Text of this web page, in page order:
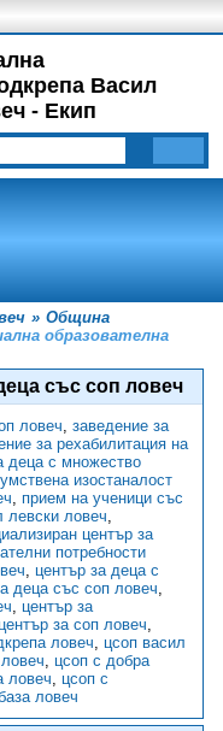
Васил
- Екип
» Община
образователна
със соп ловеч
ловеч, заведение за
за рехабилитация на
деца с множество
изостаналост
, прием на ученици със
левски ловеч,
център за
потребности
, център за деца с
деца със соп ловеч,
, център за
център за соп ловеч,
ловеч, цсоп васил
, цсоп с добра
ловеч, цсоп с
ловеч